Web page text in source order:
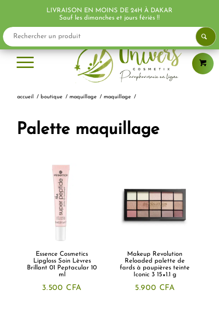
accueil / boutique / maquillage / maquillage /
Palette maquillage
Essence Cosmetics
Lipgloss Soin Lèvres
Brillant 01 Peptacular 10
ml
3.500 CFA
Makeup Revolution
Reloaded palette de
fards à paupières teinte
Iconic 3 15×1.1 g
5.900 CFA
LIVRAISON EN MOINS DE 24H À DAKAR
Sauf les dimanches et jours fériés !!